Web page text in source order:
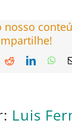
nosso
RedditLinkedIn
Luis